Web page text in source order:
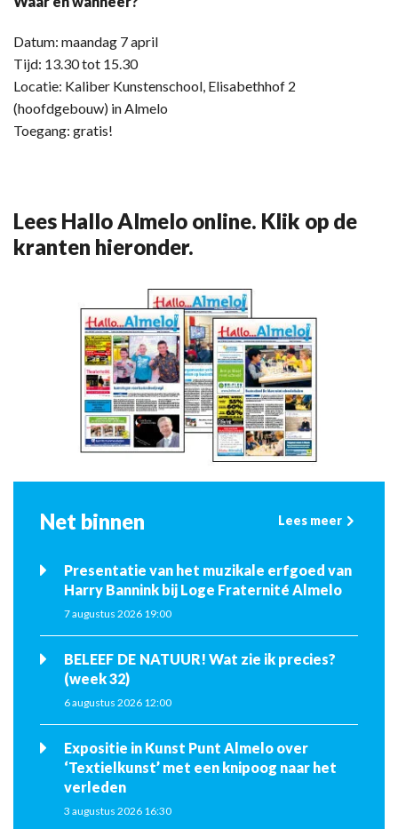
Datum: maandag 7 april
Tijd: 13.30 tot 15.30
Locatie: Kaliber Kunstenschool, Elisabethhof 2
(hoofdgebouw) in Almelo
Toegang: gratis!
Lees Hallo Almelo online. Klik op de
kranten hieronder.
Net binnen Lees meer
Presentatie van het muzikale erfgoed van
Harry Bannink bij Loge Fraternité Almelo
7 augustus 2026 19:00
BELEEF DE NATUUR! Wat zie ik precies?
(week 32)
6 augustus 2026 12:00
Expositie in Kunst Punt Almelo over
‘Textielkunst’ met een knipoog naar het
verleden
3 augustus 2026 16:30